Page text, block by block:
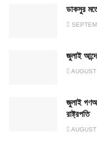
ডাকসুর
জুলাই
জুলাই
রাষ্ট্রপতি